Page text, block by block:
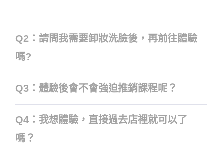
Q2：請問我需要卸妝洗臉後，再前往體驗
嗎?
Q3：體驗後會不會強迫推銷課程呢？
Q4：我想體驗，直接過去店裡就可以了
嗎？